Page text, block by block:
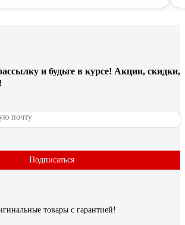
и будьте в курсе! Акции, скидки,
Подписаться
товары с гарантией!